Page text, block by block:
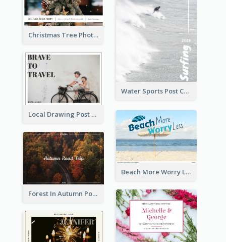
Christmas Tree Photo Christmas Holidays Post Card
Water Sports Post Card
Local Drawing Post Card
Beach More Worry Less Postcard
Forest In Autumn Post Card